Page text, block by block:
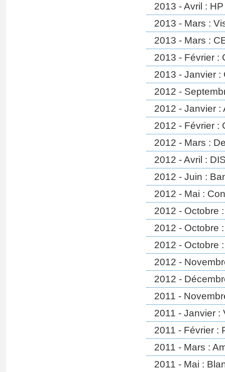
2013 - Avril :
2013 - Mars :
2013 - Mars :
2013 - Février :
2013 - Janvier :
2012 -
2012 - Janvier :
2012 - Février :
2012 - Mars :
2012 - Avril :
2012 - Juin :
2012 - Mai :
2012 - Octobre
2012 - Octobre
2012 - Octobre
2012 -
2012 -
2011 -
2011 - Janvier :
2011 - Février :
2011 - Mars :
2011 - Mai :